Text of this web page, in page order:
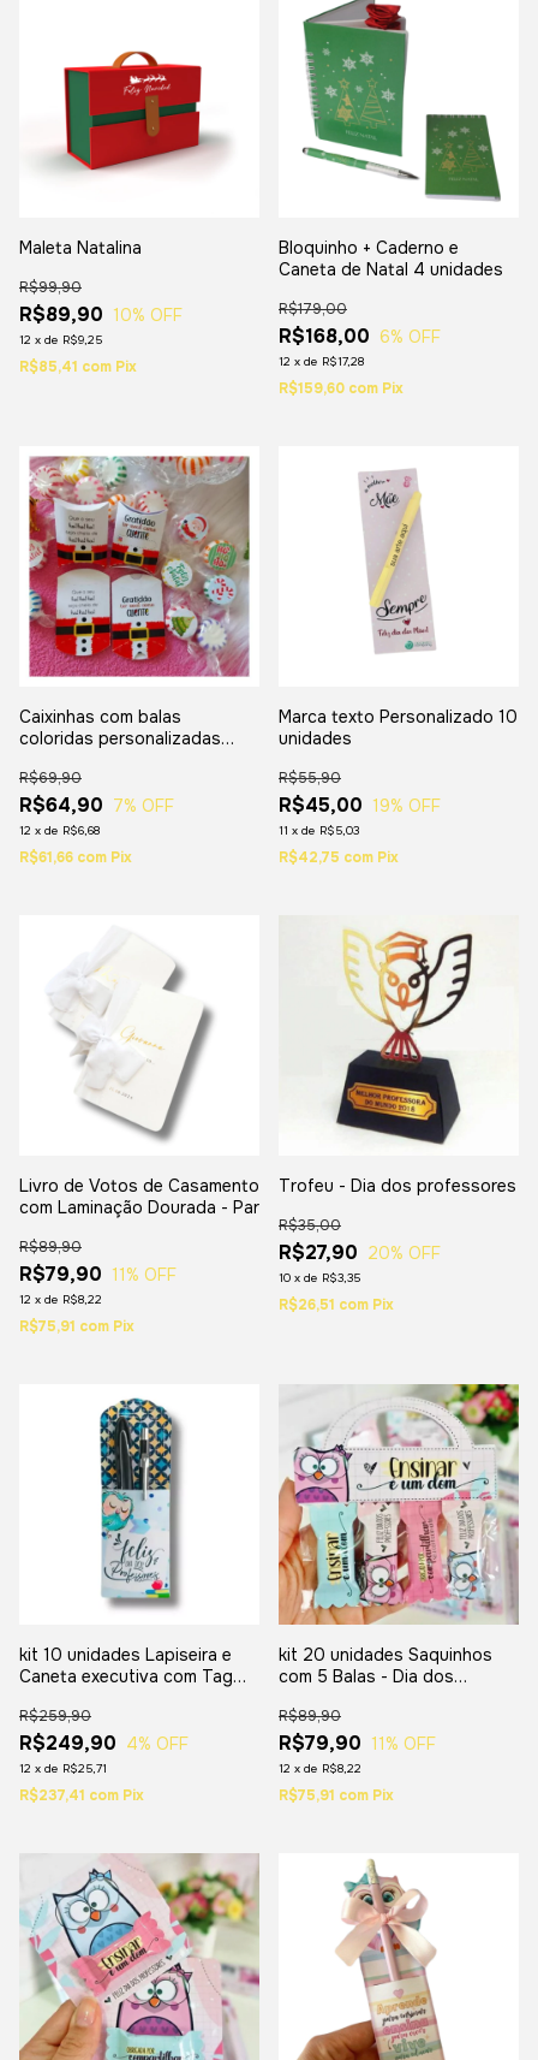
Maleta Natalina
R$89,90
R$99,90
10% OFF
12 x de R$9,25
R$85,41 com Pix
Bloquinho + Caderno e
Caneta de Natal 4 unidades
R$168,00
R$179,00
6% OFF
12 x de R$17,28
R$159,60 com Pix
Caixinhas com balas
coloridas personalizadas
R$64,90
R$69,90
7% OFF
12 x de R$6,68
R$61,66 com Pix
Marca texto Personalizado 10
unidades
R$45,00
R$55,90
19% OFF
11 x de R$5,03
R$42,75 com Pix
Livro de Votos de Casamento
com Laminação Dourada - Par
R$79,90
R$89,90
11% OFF
12 x de R$8,22
R$75,91 com Pix
Trofeu - Dia dos professores
R$27,90
R$35,00
20% OFF
10 x de R$3,35
R$26,51 com Pix
kit 10 unidades Lapiseira e
Caneta executiva com Tag
professores
R$249,90
R$259,90
4% OFF
12 x de R$25,71
R$237,41 com Pix
kit 20 unidades Saquinhos
com 5 Balas - Dia dos
R$79,90
R$89,90
11% OFF
12 x de R$8,22
R$75,91 com Pix